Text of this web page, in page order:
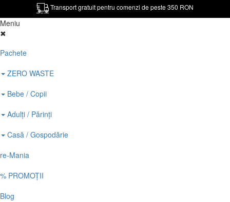
Transport gratuit pentru comenzi de peste 350 RON
Meniu
✖
Pachete
ZERO WASTE
Bebe / Copii
Adulți / Părinți
Casă / Gospodărie
re-Mania
% PROMOȚII
Blog